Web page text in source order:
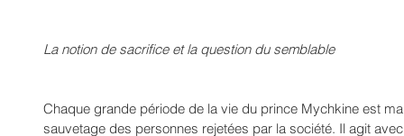
La notion de sacrifice et la question du semblable
Chaque grande période de la vie du prince Mychkine est
sauvetage des personnes rejetées par la société. Il agit